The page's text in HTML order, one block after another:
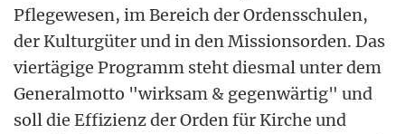
Pflegewesen, im Bereich der Ordensschulen,
der Kulturgüter und in den Missionsorden. Das
viertägige Programm steht diesmal unter dem
Generalmotto "wirksam & gegenwärtig" und
soll die Effizienz der Orden für Kirche und